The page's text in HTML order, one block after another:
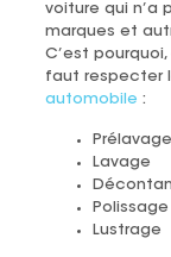
voiture qui n’a
marques et
C’est
faut respecter
automobile :
Lavage
Polissage
Lustrage